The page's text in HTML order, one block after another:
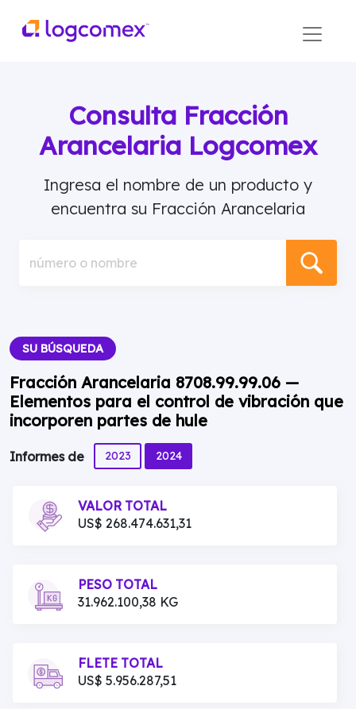
Consulta Fracción
Arancelaria Logcomex
Ingresa el nombre de un producto y
encuentra su Fracción Arancelaria
número o nombre
SU BÚSQUEDA
Fracción Arancelaria 8708.99.99.06 —
Elementos para el control de vibración que
incorporen partes de hule
Informes de 2023 2024
VALOR TOTAL
US$ 268.474.631,31
PESO TOTAL
31.962.100,38 KG
FLETE TOTAL
US$ 5.956.287,51